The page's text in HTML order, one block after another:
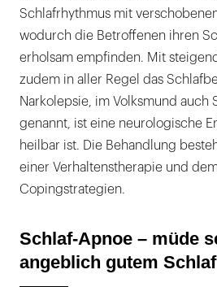
Schlafrhythmus mit verschobenen
wodurch die Betroffenen ihren
erholsam empfinden. Mit
zudem in aller Regel das
Narkolepsie, im Volksmund auch
genannt, ist eine neurologische
heilbar ist. Die Behandlung
einer Verhaltenstherapie und
Copingstrategien.
Schlaf-Apnoe – müde
angeblich gutem Schlaf